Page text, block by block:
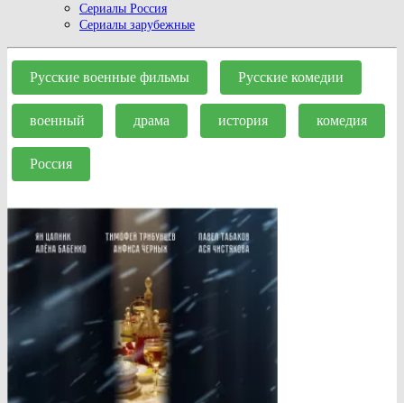
Сериалы Россия
Сериалы зарубежные
Close
Button
Русские военные фильмы Русские комедии
военный драма история комедия
Россия